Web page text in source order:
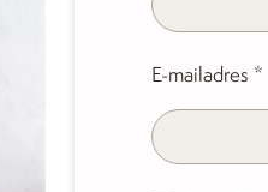
E-mailadres *